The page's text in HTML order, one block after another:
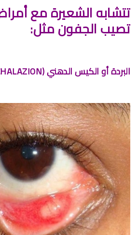
تتشابه الشعيرة مع
تصيب الجفون مثل:
البردة أو الكيس الدهني (CHALAZION) :